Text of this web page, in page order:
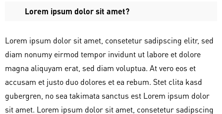
Lorem ipsum dolor sit amet?
Lorem ipsum dolor sit amet, consetetur sadipscing elitr, sed
diam nonumy eirmod tempor invidunt ut labore et dolore
magna aliquyam erat, sed diam voluptua. At vero eos et
accusam et justo duo dolores et ea rebum. Stet clita kasd
gubergren, no sea takimata sanctus est Lorem ipsum dolor
sit amet. Lorem ipsum dolor sit amet, consetetur sadipscing